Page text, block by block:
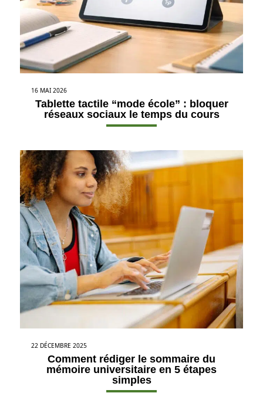
16 MAI 2026
Tablette tactile “mode école” : bloquer
réseaux sociaux le temps du cours
22 DÉCEMBRE 2025
Comment rédiger le sommaire du
mémoire universitaire en 5 étapes
simples